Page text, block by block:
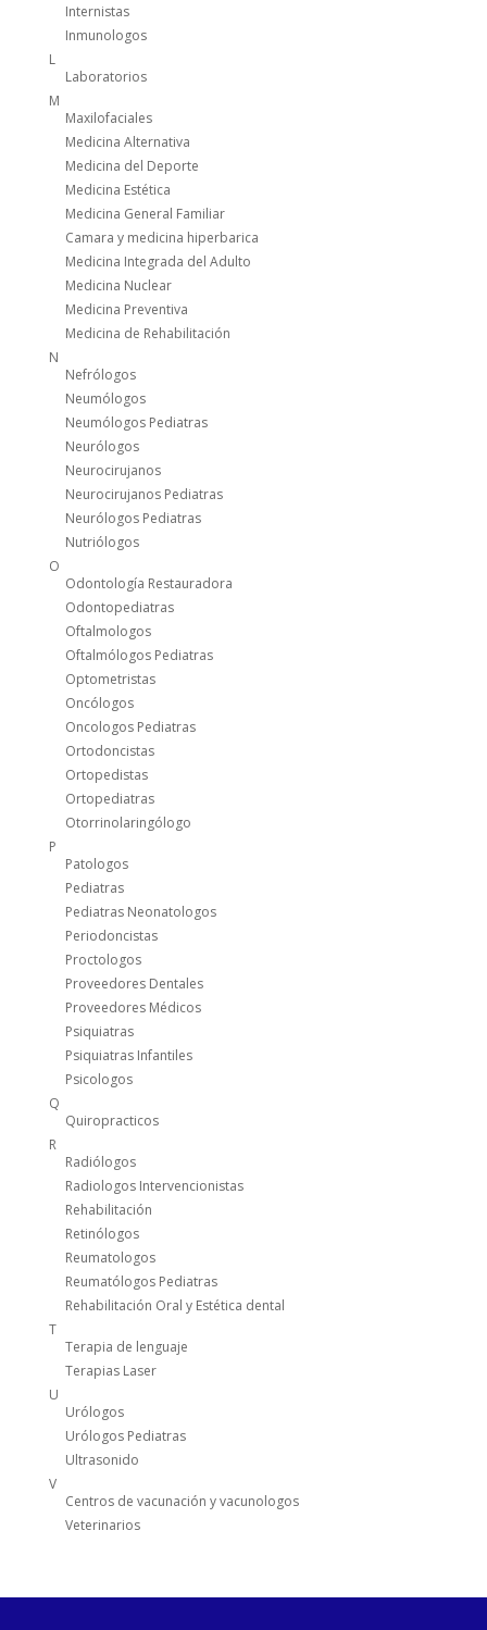
Internistas
Inmunologos
L
Laboratorios
M
Maxilofaciales
Medicina Alternativa
Medicina del Deporte
Medicina Estética
Medicina General Familiar
Camara y medicina hiperbarica
Medicina Integrada del Adulto
Medicina Nuclear
Medicina Preventiva
Medicina de Rehabilitación
N
Nefrólogos
Neumólogos
Neumólogos Pediatras
Neurólogos
Neurocirujanos
Neurocirujanos Pediatras
Neurólogos Pediatras
Nutriólogos
O
Odontología Restauradora
Odontopediatras
Oftalmologos
Oftalmólogos Pediatras
Optometristas
Oncólogos
Oncologos Pediatras
Ortodoncistas
Ortopedistas
Ortopediatras
Otorrinolaringólogo
P
Patologos
Pediatras
Pediatras Neonatologos
Periodoncistas
Proctologos
Proveedores Dentales
Proveedores Médicos
Psiquiatras
Psiquiatras Infantiles
Psicologos
Q
Quiropracticos
R
Radiólogos
Radiologos Intervencionistas
Rehabilitación
Retinólogos
Reumatologos
Reumatólogos Pediatras
Rehabilitación Oral y Estética dental
T
Terapia de lenguaje
Terapias Laser
U
Urólogos
Urólogos Pediatras
Ultrasonido
V
Centros de vacunación y vacunologos
Veterinarios